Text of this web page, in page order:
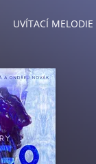
UVÍTACÍ MELODIE